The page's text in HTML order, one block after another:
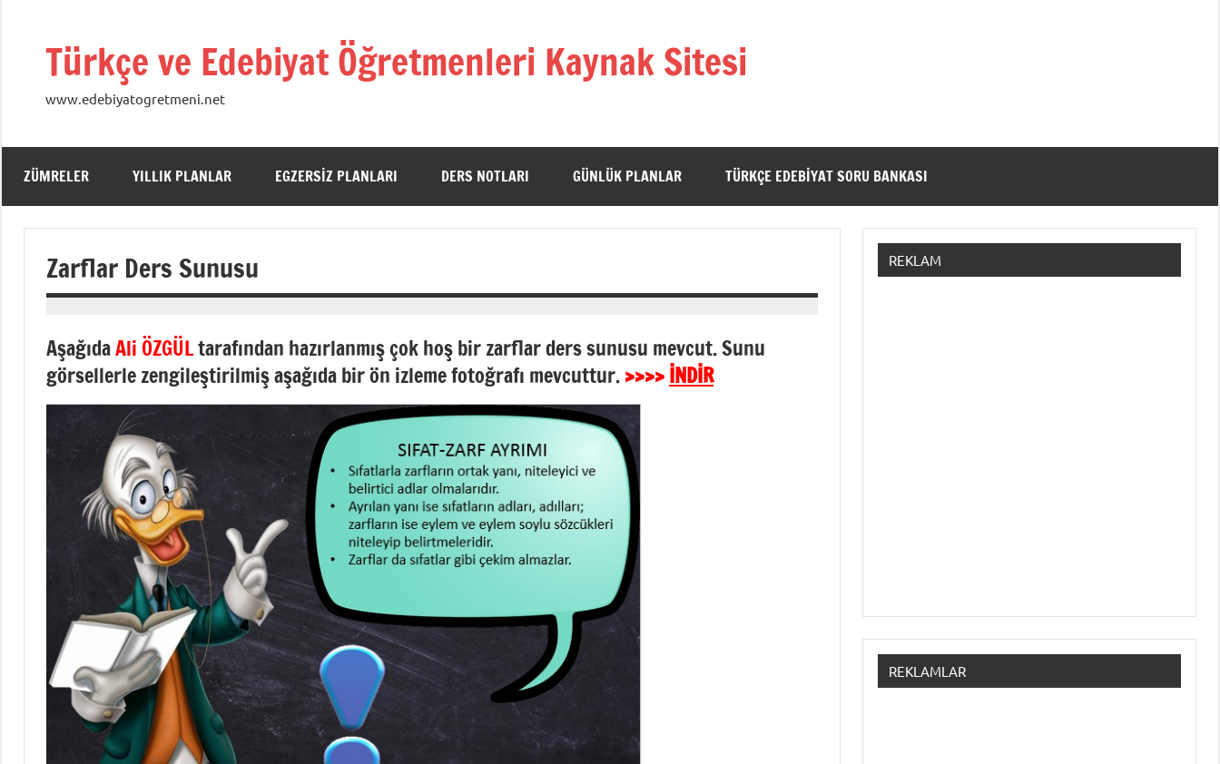
Türkçe ve Edebiyat Öğretmenleri Kaynak Sitesi
www.edebiyatogretmeni.net
ZÜMRELER YILLIK PLANLAR EGZERSIZ PLANLARI DERS NOTLARI GÜNLÜK PLANLAR TÜRKÇE EDEBIYAT SORU BANKASI
Zarflar Ders Sunusu
Mayıs
2015
AşağıdaAli ÖZGÜLtarafından hazırlanmış çok hoş bir zarflar ders sunusu mevcut. Sunu
görsellerle zengileştirilmiş aşağıda bir ön izleme fotoğrafı mevcuttur.>>>>İNDİR
REKLAM
REKLAMLAR